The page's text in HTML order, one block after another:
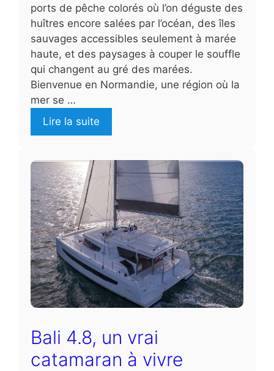
ports de pêche colorés où l’on déguste des
huîtres encore salées par l’océan, des îles
sauvages accessibles seulement à marée
haute, et des paysages à couper le souffle
qui changent au gré des marées.
Bienvenue en Normandie, une région où la
mer se …
Lire la suite
Bali 4.8, un vrai
catamaran à vivre